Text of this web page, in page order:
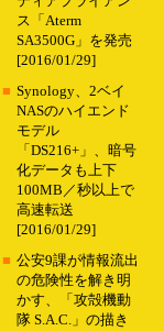
ス「Aterm
SA3500G」を発売
[2016/01/29]
■ Synology、2ベイ
NASのハイエンド
モデル
「DS216+」、暗号
化データも上下
100MB／秒以上で
高速転送
[2016/01/29]
■ 公安9課が情報流出
の危険性を解き明
かす、「攻殻機動
隊 S.A.C.」の描き